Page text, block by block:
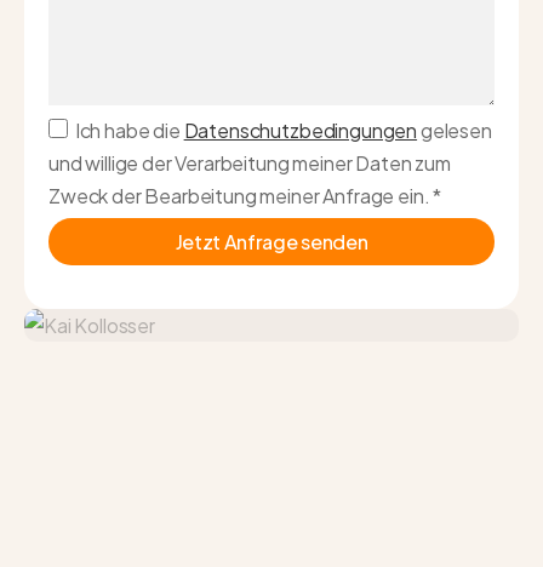
Ich habe die Datenschutzbedingungengelesen
und willige der Verarbeitung meiner Daten zum
Zweck der Bearbeitung meiner Anfrage ein.*
Jetzt Anfrage senden